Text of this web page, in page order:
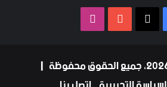
فيسبوك ‫YouTube